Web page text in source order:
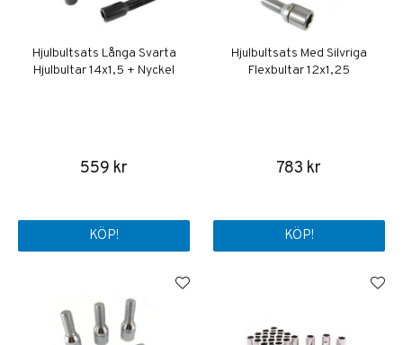
Hjulbultsats Långa Svarta
Hjulbultar 14x1,5 + Nyckel
559 kr
KÖP!
Hjulbultsats Med Silvriga
Flexbultar 12x1,25
783 kr
KÖP!